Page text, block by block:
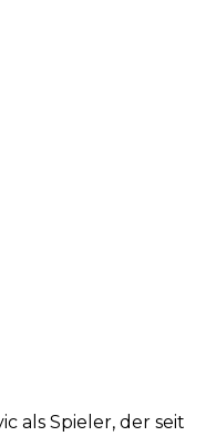
als Spieler, der seit